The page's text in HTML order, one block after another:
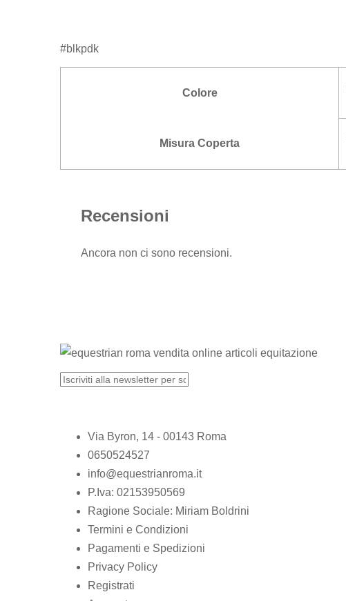
#blkpdk
Colore
Misura Coperta
Recensioni
Ancora non ci sono recensioni.
Via Byron, 14 - 00143 Roma
0650524527
info@equestrianroma.it
P.Iva: 02153950569
Ragione Sociale: Miriam Boldrini
Termini e Condizioni
Pagamenti e Spedizioni
Privacy Policy
Registrati